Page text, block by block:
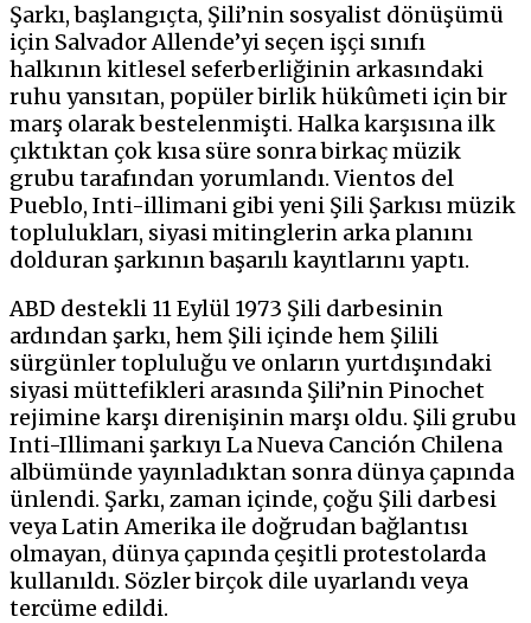
Şarkı, başlangıçta, Şili’nin sosyalist dönüşümü
için Salvador Allende’yi seçen işçi sınıfı
halkının kitlesel seferberliğinin arkasındaki
ruhu yansıtan, popüler birlik hükûmeti için bir
marş olarak bestelenmişti. Halka karşısına ilk
çıktıktan çok kısa süre sonra birkaç müzik
grubu tarafından yorumlandı. Vientos del
Pueblo, Inti-illimani gibi yeni Şili Şarkısı müzik
toplulukları, siyasi mitinglerin arka planını
dolduran şarkının başarılı kayıtlarını yaptı.
ABD destekli 11 Eylül 1973 Şili darbesinin
ardından şarkı, hem Şili içinde hem Şilili
sürgünler topluluğu ve onların yurtdışındaki
siyasi müttefikleri arasında Şili’nin Pinochet
rejimine karşı direnişinin marşı oldu. Şili grubu
Inti-Illimani şarkıyı La Nueva Canción Chilena
albümünde yayınladıktan sonra dünya çapında
ünlendi. Şarkı, zaman içinde, çoğu Şili darbesi
veya Latin Amerika ile doğrudan bağlantısı
olmayan, dünya çapında çeşitli protestolarda
kullanıldı. Sözler birçok dile uyarlandı veya
tercüme edildi.